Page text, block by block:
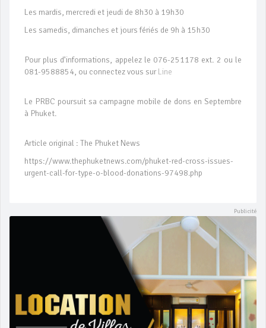
Les mardis, mercredi et jeudi de 8h30 à 19h30
Les samedis, dimanches et jours fériés de 9h à 15h30
Pour plus d’informations, appelez le 076-251178 ext. 2 ou le
081-9588854, ou connectez vous surLine
Le PRBC poursuit sa campagne mobile de dons en Septembre
à Phuket.
Article original : The Phuket News
https://www.thephuketnews.com/phuket-red-cross-issues-
urgent-call-for-type-o-blood-donations-97498.php